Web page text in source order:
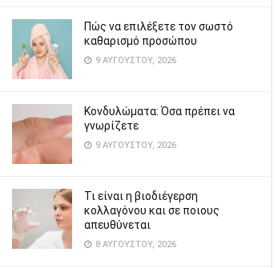
Πώς να επιλέξετε τον σωστό
καθαρισμό προσώπου
9 ΑΥΓΟΎΣΤΟΥ, 2026
Κονδυλώματα: Όσα πρέπει να
γνωρίζετε
9 ΑΥΓΟΎΣΤΟΥ, 2026
Τι είναι η βιοδιέγερση
κολλαγόνου και σε ποιους
απευθύνεται
8 ΑΥΓΟΎΣΤΟΥ, 2026